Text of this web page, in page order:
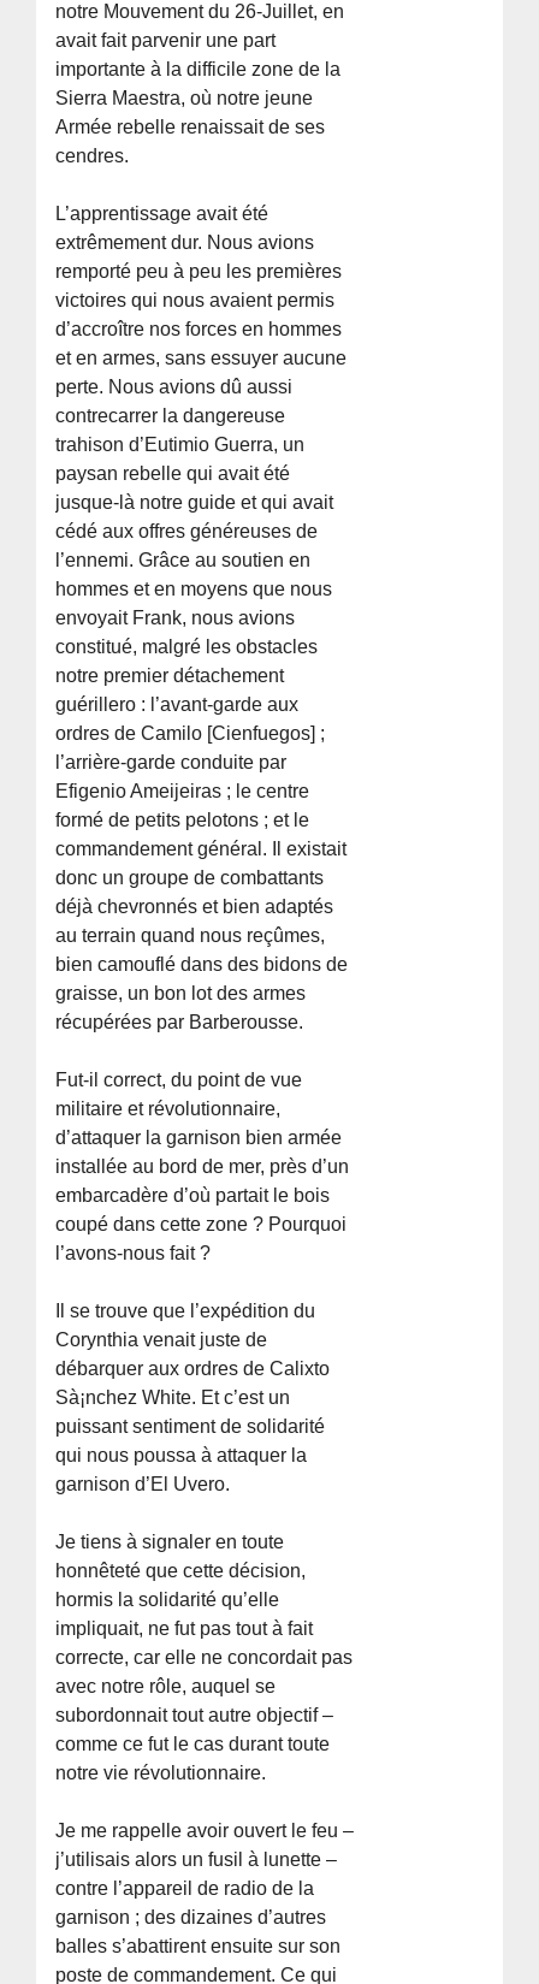
notre Mouvement du 26-Juillet, en
avait fait parvenir une part
importante à la difficile zone de la
Sierra Maestra, où notre jeune
Armée rebelle renaissait de ses
cendres.
L’apprentissage avait été
extrêmement dur. Nous avions
remporté peu à peu les premières
victoires qui nous avaient permis
d’accroître nos forces en hommes
et en armes, sans essuyer aucune
perte. Nous avions dû aussi
contrecarrer la dangereuse
trahison d’Eutimio Guerra, un
paysan rebelle qui avait été
jusque-là notre guide et qui avait
cédé aux offres généreuses de
l’ennemi. Grâce au soutien en
hommes et en moyens que nous
envoyait Frank, nous avions
constitué, malgré les obstacles
notre premier détachement
guérillero : l’avant-garde aux
ordres de Camilo [Cienfuegos] ;
l’arrière-garde conduite par
Efigenio Ameijeiras ; le centre
formé de petits pelotons ; et le
commandement général. Il existait
donc un groupe de combattants
déjà chevronnés et bien adaptés
au terrain quand nous reçûmes,
bien camouflé dans des bidons de
graisse, un bon lot des armes
récupérées par Barberousse.
Fut-il correct, du point de vue
militaire et révolutionnaire,
d’attaquer la garnison bien armée
installée au bord de mer, près d’un
embarcadère d’où partait le bois
coupé dans cette zone ? Pourquoi
l’avons-nous fait ?
Il se trouve que l’expédition du
Corynthia venait juste de
débarquer aux ordres de Calixto
Sà¡nchez White. Et c’est un
puissant sentiment de solidarité
qui nous poussa à attaquer la
garnison d’El Uvero.
Je tiens à signaler en toute
honnêteté que cette décision,
hormis la solidarité qu’elle
impliquait, ne fut pas tout à fait
correcte, car elle ne concordait pas
avec notre rôle, auquel se
subordonnait tout autre objectif –
comme ce fut le cas durant toute
notre vie révolutionnaire.
Je me rappelle avoir ouvert le feu –
j’utilisais alors un fusil à lunette –
contre l’appareil de radio de la
garnison ; des dizaines d’autres
balles s’abattirent ensuite sur son
poste de commandement. Ce qui